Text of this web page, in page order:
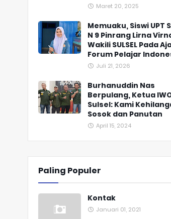
Maret 20, 2025
Memuaku, Siswi UPT
N 9 Pinrang Lirna
Wakili SULSEL Pada
Forum Pelajar
Juli 21, 2026
Burhanuddin Nas
Berpulang, Ketua
Sulsel: Kami
Sosok dan Panutan
April 15, 2024
Paling Populer
Kontak
Januari 01, 2021